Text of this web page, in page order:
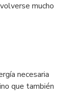
mucho
necesaria
que también